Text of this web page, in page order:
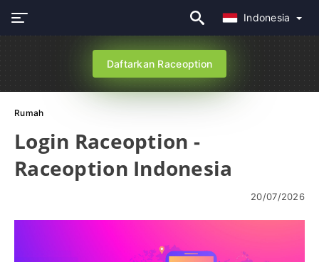
Indonesia
Daftarkan Raceoption
Rumah
Login Raceoption -
Raceoption Indonesia
20/07/2026